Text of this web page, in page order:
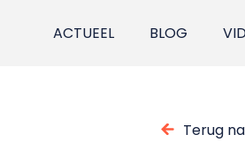
ACTUEEL BLOG
Terug